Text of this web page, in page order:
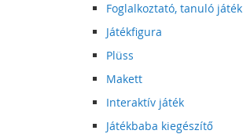
Foglalkoztató, tanuló játék
Játékfigura
Plüss
Makett
Interaktív játék
Játékbaba kiegészítő